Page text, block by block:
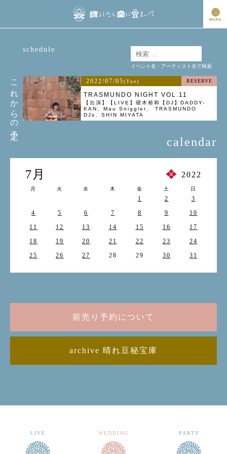
これからの予定
schedule
2022/07/05(Tue) RESERVE
TRASMUNDO NIGHT VOL.11
【出演】【LIVE】寝木裕和【DJ】DADDY-
KAN、Mau Sniggler、 TRASMUNDO
DJs、SHIN MIYATA
calendar
7月 2022
月 火 水 木 金 土 日
1 2
3
4
5 6 7 8 9
10
11
12 13 14 15 16
17
18
19 20 21 22 23
24
25
26 27 28 29 30 31
イベント名・アーティスト名で検索
前売り予約について
archive 晴れ豆秘宝庫
LIVE WEDDING PARTY